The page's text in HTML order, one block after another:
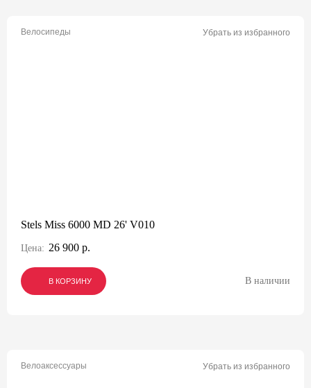
Велосипеды Убрать из избранного
Stels Miss 6000 MD 26' V010
Цена: 26 900 р.
В КОРЗИНУ
В КОРЗИНУ
В КОРЗИНУ В наличии
Велоаксессуары Убрать из избранного